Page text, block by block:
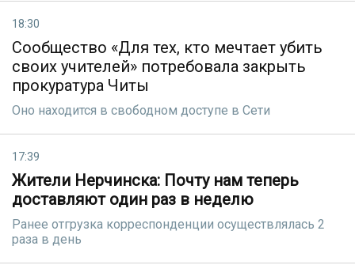
18:30
Сообщество «Для тех, кто мечтает убить
своих учителей» потребовала закрыть
прокуратура Читы
Оно находится в свободном доступе в Сети
17:39
Жители Нерчинска: Почту нам теперь
доставляют один раз в неделю
Ранее отгрузка корреспонденции осуществлялась 2
раза в день